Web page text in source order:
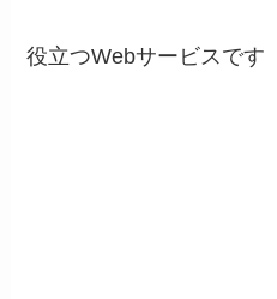
役立つWebサービスです